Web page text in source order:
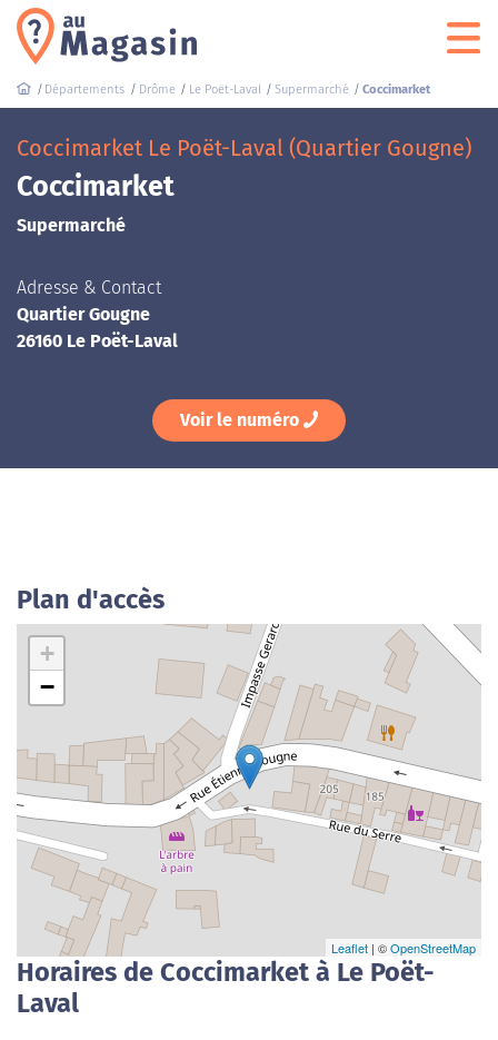
Départements Drôme Le Poët-Laval Supermarché Coccimarket
Coccimarket Le Poët-Laval (Quartier Gougne)
Coccimarket
Supermarché
Adresse & Contact
Quartier Gougne
26160 Le Poët-Laval
Voir le numéro
Plan d'accès
+
−
Leaflet | ©OpenStreetMap
Horaires de Coccimarket à Le Poët-
Laval